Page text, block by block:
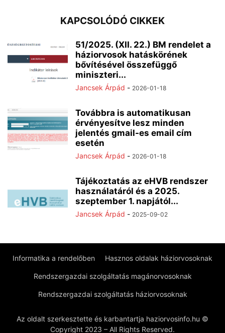
KAPCSOLÓDÓ CIKKEK
51/2025. (XII. 22.) BM rendelet a
háziorvosok hatáskörének
bővítésével összefüggő
miniszteri...
Jancsek Árpád - 2026-01-18
Továbbra is automatikusan
érvényesítve lesz minden
jelentés gmail-es email cím
esetén
Jancsek Árpád - 2026-01-18
Tájékoztatás az eHVB rendszer
használatáról és a 2025.
szeptember 1. napjától...
Jancsek Árpád - 2025-09-02
Informatika a rendelőben Hasznos oldalak háziorvosoknak
Rendszergazdai szolgáltatás magánorvosoknak
Rendszergazdai szolgáltatás háziorvosoknak
Az oldalt szerkesztette és karbantartja haziorvosinfo.hu ©
Copyright 2023 – All Rights Reserved.